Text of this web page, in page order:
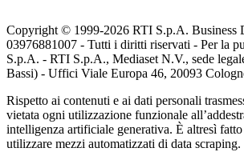
Copyright © 1999-2026 RTI S.p.A. Business
03976881007 - Tutti i diritti riservati - Per la
S.p.A. - RTI S.p.A., Mediaset N.V., sede
Bassi) - Uffici Viale Europa 46, 20093
Rispetto ai contenuti e ai dati personali
vietata ogni utilizzazione funzionale
intelligenza artificiale generativa. È altresì
utilizzare mezzi automatizzati di data scraping.